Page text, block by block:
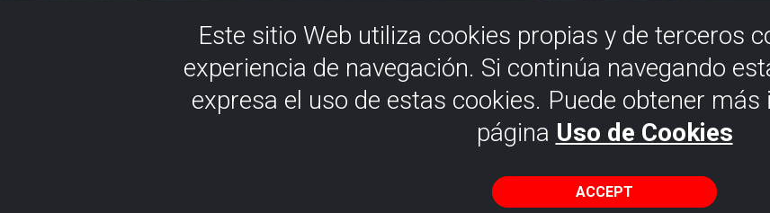
Este sitio Web utiliza cookies propias y de terceros
experiencia de navegación. Si continúa navegando
expresa el uso de estas cookies. Puede obtener
página Uso de Cookies
ACCEPT